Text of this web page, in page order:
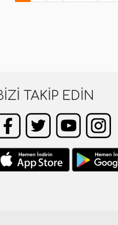
TAKIP EDIN